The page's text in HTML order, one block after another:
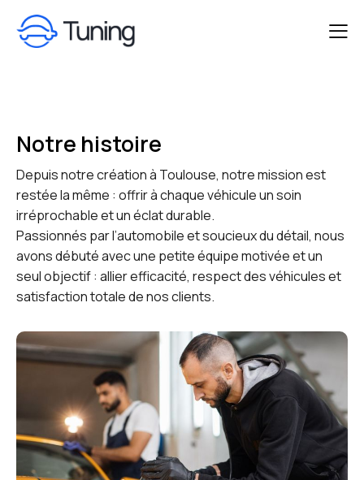
Notre histoire
Depuis notre création à Toulouse, notre mission est
restée la même : offrir à chaque véhicule un soin
irréprochable et un éclat durable.
Passionnés par l’automobile et soucieux du détail, nous
avons débuté avec une petite équipe motivée et un
seul objectif : allier efficacité, respect des véhicules et
satisfaction totale de nos clients.